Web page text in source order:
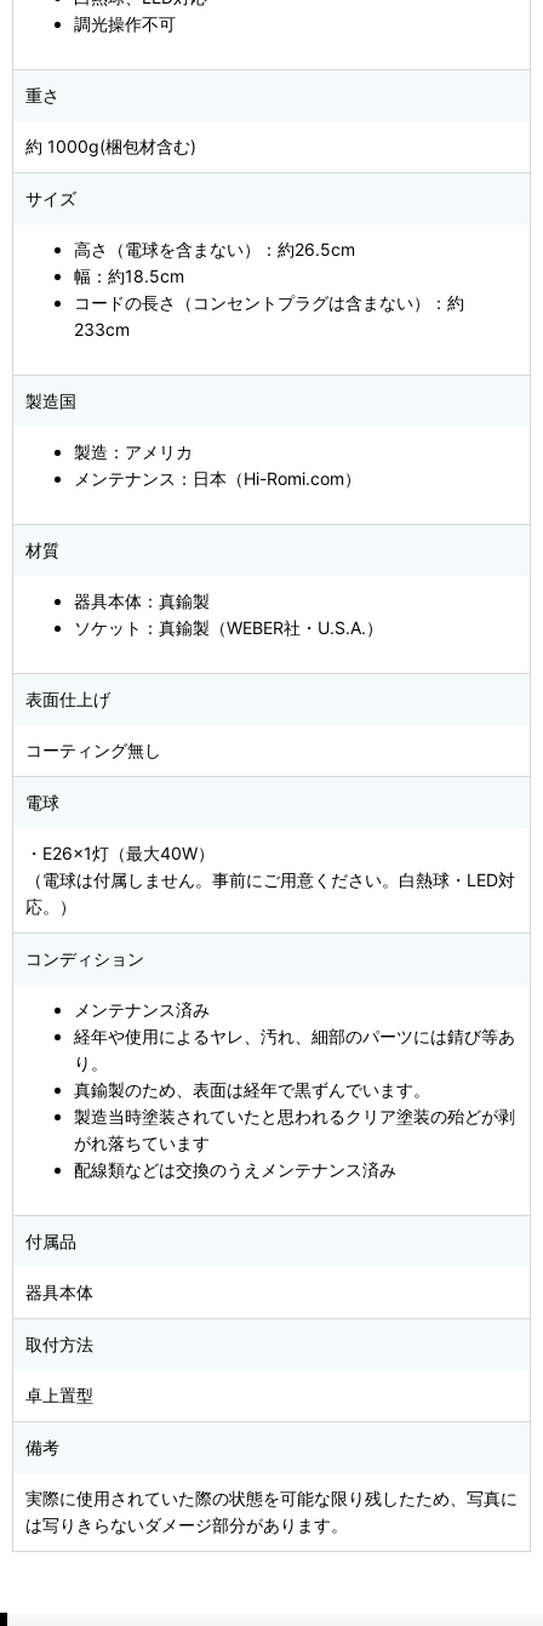
調光操作不可
重さ
約 1000g(梱包材含む)
サイズ
高さ（電球を含まない）：約26.5cm
幅：約18.5cm
コードの長さ（コンセントプラグは含まない）：約
233cm
製造国
製造：アメリカ
メンテナンス：日本（Hi-Romi.com）
材質
器具本体：真鍮製
ソケット：真鍮製（WEBER社・U.S.A.）
表面仕上げ
コーティング無し
電球
・E26×1灯（最大40W）
（電球は付属しません。事前にご用意ください。白熱球・LED対
応。）
コンディション
メンテナンス済み
経年や使用によるヤレ、汚れ、細部のパーツには錆び等あ
り。
真鍮製のため、表面は経年で黒ずんでいます。
製造当時塗装されていたと思われるクリア塗装の殆どが剥
がれ落ちています
配線類などは交換のうえメンテナンス済み
付属品
器具本体
取付方法
卓上置型
備考
実際に使用されていた際の状態を可能な限り残したため、写真に
は写りきらないダメージ部分があります。